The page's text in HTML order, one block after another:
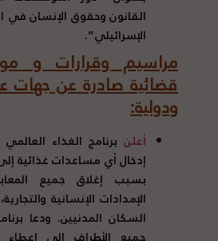
القانون وحقوق الإنسان في
الإسرائيلي”.
مراسيم وقرارات و
قضائية صادرة عن جهات
ودولية:
أعلن برنامج الغذاء
بسبب إغلاق جميع
الإمدادات الإنسانية
السكان المدنيين. ودعا